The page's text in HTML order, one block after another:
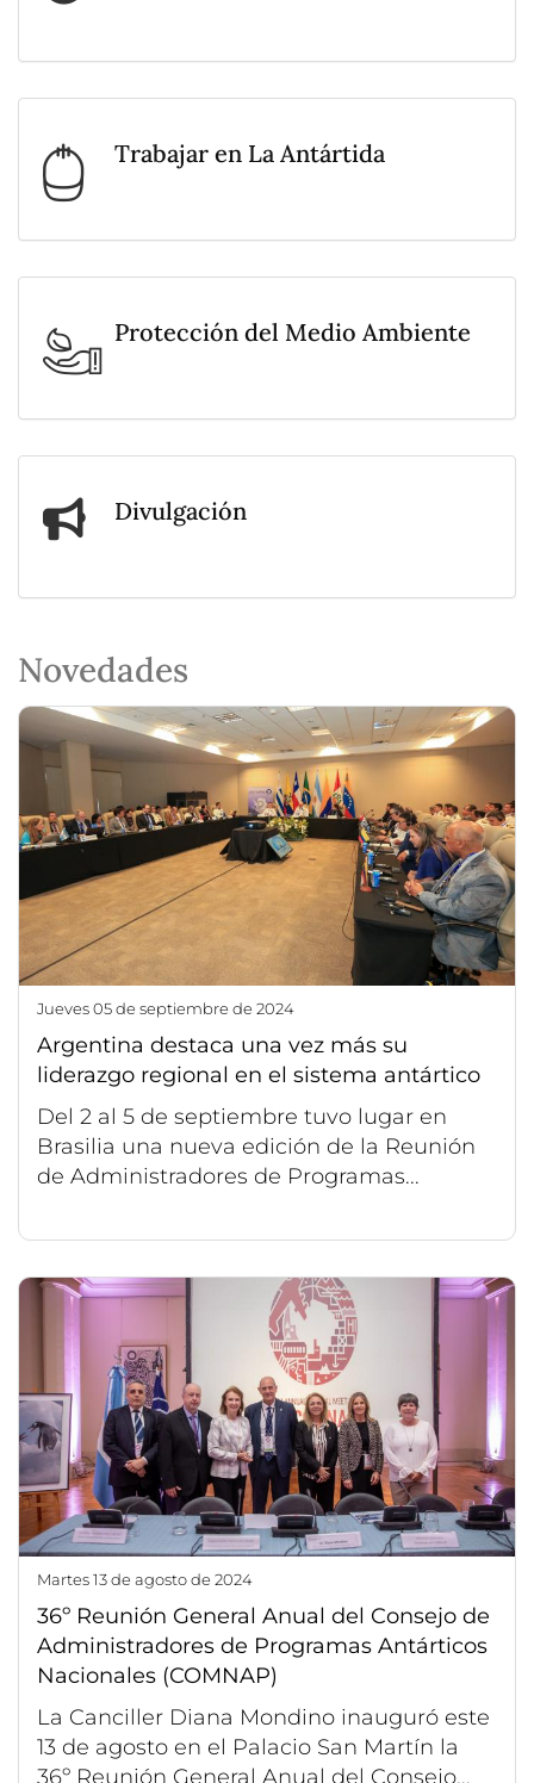
Trabajar en La Antártida
Protección del Medio Ambiente
Divulgación
Novedades
jueves 05 de septiembre de 2024
Argentina destaca una vez más su
liderazgo regional en el sistema antártico
Del 2 al 5 de septiembre tuvo lugar en
Brasilia una nueva edición de la Reunión
de Administradores de Programas...
martes 13 de agosto de 2024
36º Reunión General Anual del Consejo de
Administradores de Programas Antárticos
Nacionales (COMNAP)
La Canciller Diana Mondino inauguró este
13 de agosto en el Palacio San Martín la
36º Reunión General Anual del Consejo...